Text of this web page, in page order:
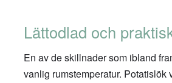
Lättodlad och
En av de skillnader som ibland
vanlig rumstemperatur.